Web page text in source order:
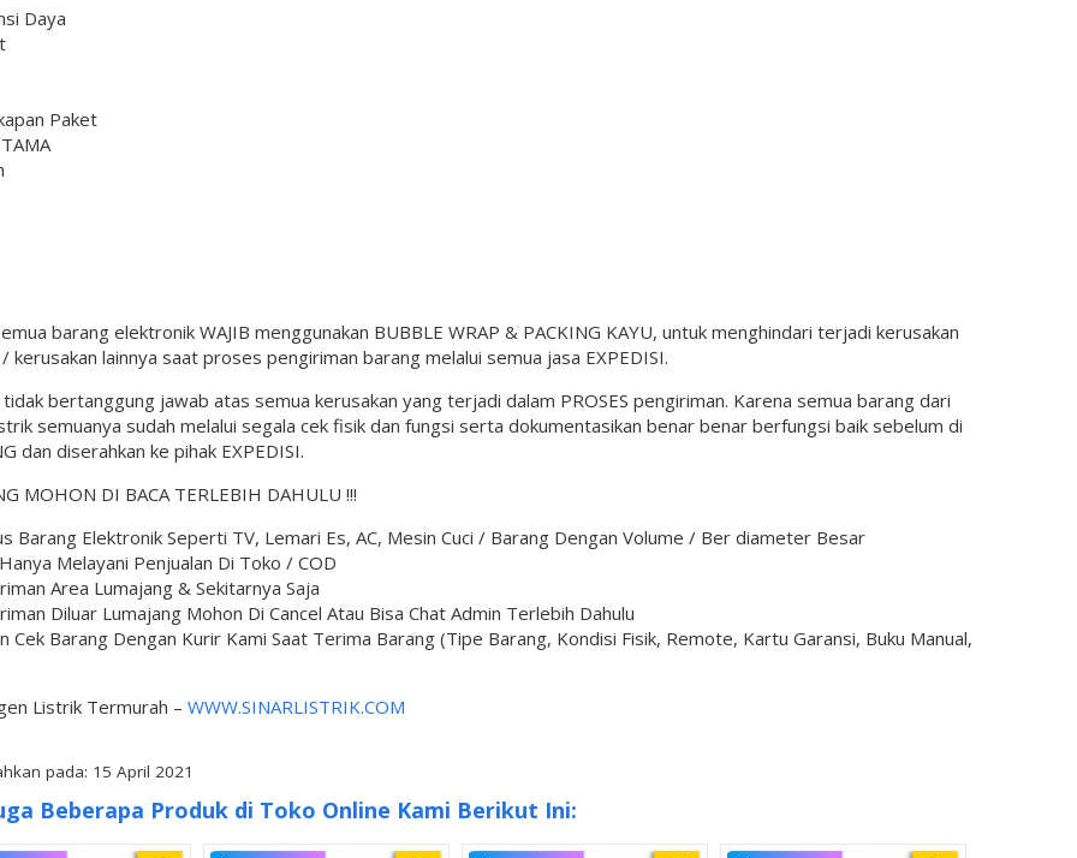
Daya
Paket
barang elektronik WAJIB menggunakan BUBBLE WRAP & PACKING KAYU, untuk menghindari terjadi kerusakan
/ kerusakan lainnya saat proses pengiriman barang melalui semua jasa EXPEDISI.
tidak bertanggung jawab atas semua kerusakan yang terjadi dalam PROSES pengiriman. Karena semua barang dari
semuanya sudah melalui segala cek fisik dan fungsi serta dokumentasikan benar benar berfungsi baik sebelum di
dan diserahkan ke pihak EXPEDISI.
MOHON DI BACA TERLEBIH DAHULU !!!
Barang Elektronik Seperti TV, Lemari Es, AC, Mesin Cuci / Barang Dengan Volume / Ber diameter Besar
Melayani Penjualan Di Toko / COD
Area Lumajang & Sekitarnya Saja
Diluar Lumajang Mohon Di Cancel Atau Bisa Chat Admin Terlebih Dahulu
Cek Barang Dengan Kurir Kami Saat Terima Barang (Tipe Barang, Kondisi Fisik, Remote, Kartu Garansi, Buku Manual,
Listrik Termurah – WWW.SINARLISTRIK.COM
pada: 15 April 2021
Beberapa Produk di Toko Online Kami Berikut Ini: